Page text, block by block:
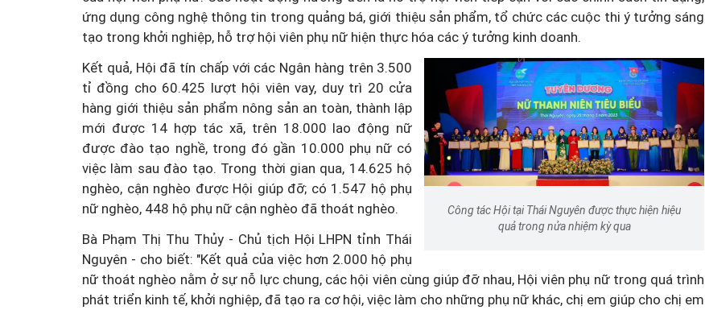
ứng dụng công nghệ thông tin trong quảng bá, giới thiệu sản phẩm, tổ chức các cuộc thi ý tưởng sáng
tạo trong khởi nghiệp, hỗ trợ hội viên phụ nữ hiện thực hóa các ý tưởng kinh doanh.
Công tác Hội tại Thái Nguyên được thực hiện hiệu
quả trong nửa nhiệm kỳ qua
Kết quả, Hội đã tín chấp với các Ngân hàng trên 3.500
tỉ đồng cho 60.425 lượt hội viên vay, duy trì 20 cửa
hàng giới thiệu sản phẩm nông sản an toàn, thành lập
mới được 14 hợp tác xã, trên 18.000 lao động nữ
được đào tạo nghề, trong đó gần 10.000 phụ nữ có
việc làm sau đào tạo. Trong thời gian qua, 14.625 hộ
nghèo, cận nghèo được Hội giúp đỡ; có 1.547 hộ phụ
nữ nghèo, 448 hộ phụ nữ cận nghèo đã thoát nghèo.
Bà Phạm Thị Thu Thủy - Chủ tịch Hội LHPN tỉnh Thái
Nguyên - cho biết: "Kết quả của việc hơn 2.000 hộ phụ
nữ thoát nghèo nằm ở sự nỗ lực chung, các hội viên cùng giúp đỡ nhau, Hội viên phụ nữ trong quá trình
phát triển kinh tế, khởi nghiệp, đã tạo ra cơ hội, việc làm cho những phụ nữ khác, chị em giúp cho chị em